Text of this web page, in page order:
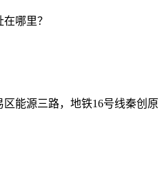
哪里？
能源三路，地铁16号线秦创原